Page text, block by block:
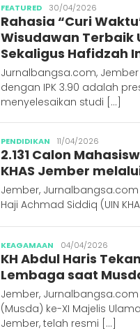
FEATUREDPublisher
30/04/2026
Rahasia “Curi
Wisudawan Terbaik
Sekaligus Hafidzah
Jurnalbangsa.com,
dengan IPK 3.90 adalah
menyelesaikan studi […]
PENDIDIKAN Publisher
11/04/2026
2.131 Calon
KHAS Jember
Jember, Jurnalbangsa.com
Haji Achmad Siddiq (UIN
KEAGAMAAN Publisher
04/04/2026
KH Abdul Haris
Lembaga saat
Jember,
(Musda) ke-XI Majelis
Jember, telah resmi […]